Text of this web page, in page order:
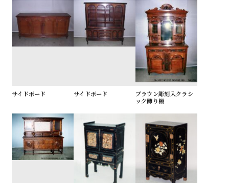
サイドボード サイドボード
ブラウン彫刻入クラシ
ック飾り棚